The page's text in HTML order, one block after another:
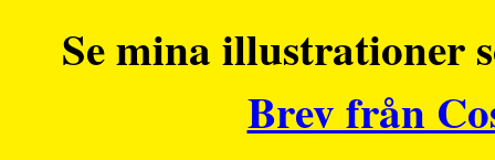
Se mina illustrationer
Brev från